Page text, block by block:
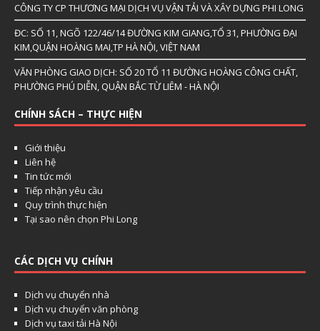
CÔNG TY CP THƯƠNG MẠI DỊCH VỤ VẬN TẢI VÀ XÂY DỰNG PHI LONG
ĐC: SỐ 11, NGÕ 122/46/14 ĐƯỜNG KIM GIANG,TỔ 31, PHƯỜNG ĐẠI
KIM,QUẬN HOÀNG MAI,TP HÀ NỘI, VIỆT NAM
VĂN PHÒNG GIAO DỊCH: SỐ 20 TỔ 11 ĐƯỜNG HOÀNG CÔNG CHẤT,
PHƯỜNG PHÚ DIỄN, QUẬN BẮC TỪ LIÊM - HÀ NỘI
CHÍNH SÁCH – THỰC HIỆN
Giới thiệu
Liên hệ
Tin tức mới
Tiếp nhận yêu cầu
Quy trình thực hiện
Tại sao nên chọn Phi Long
CÁC DỊCH VỤ CHÍNH
Dịch vụ chuyển nhà
Dịch vụ chuyển văn phòng
Dịch vụ taxi tải Hà Nội